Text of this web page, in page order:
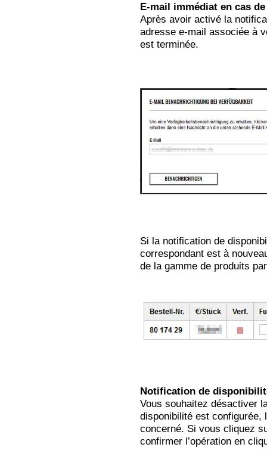
E-mail immédiat en cas
Après avoir activé la
adresse e-mail associée à
est terminée.
Si la notification de
correspondant est à
de la gamme de produits
Notification de
Vous souhaitez désactiver
disponibilité est configurée,
concerné. Si vous cliquez
confirmer l’opération en